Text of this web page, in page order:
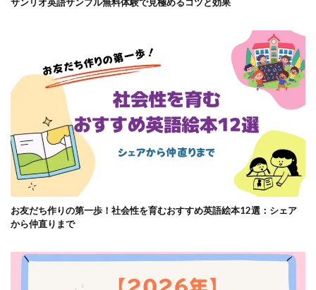
サンリオ英語サンプル無料体験で見極めるコツと効果
お友だち作りの第一歩！社会性を育むおすすめ英語絵本12選：シェア
から仲直りまで